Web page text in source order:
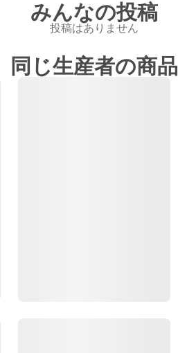
みんなの投稿
投稿はありません
同じ生産者の商品